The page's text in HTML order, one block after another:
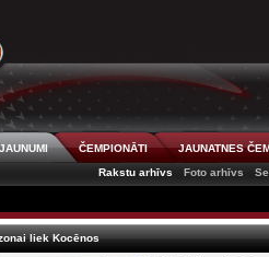
ČEMPIONĀTI JAUNATNES
Rakstu arhīvs
Foto arhīvs
liek Kocēnos